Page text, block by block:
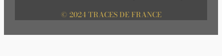
© 2024 TRACES DE FRANCE